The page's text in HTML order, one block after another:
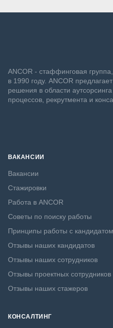
ANCOR - стаффинговая
в 1990 году. ANCOR
решения в области
процессов, рекрутмента и
ВАКАНСИИ
Вакансии
Стажировки
Работа в ANCOR
Советы по поиску работы
Принципы работы с кандидатом
Отзывы наших кандидатов
Отзывы наших сотрудников
Отзывы проектных сотрудников
Отзывы наших стажеров
КОНСАЛТИНГ